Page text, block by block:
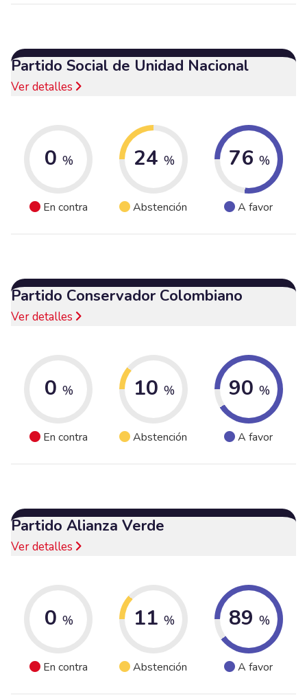
Partido Social de Unidad Nacional
Ver detalles
0 %
En contra
24 %
Abstención
76 %
A favor
Partido Conservador Colombiano
Ver detalles
0 %
En contra
10 %
Abstención
90 %
A favor
Partido Alianza Verde
Ver detalles
0 %
En contra
11 %
Abstención
89 %
A favor